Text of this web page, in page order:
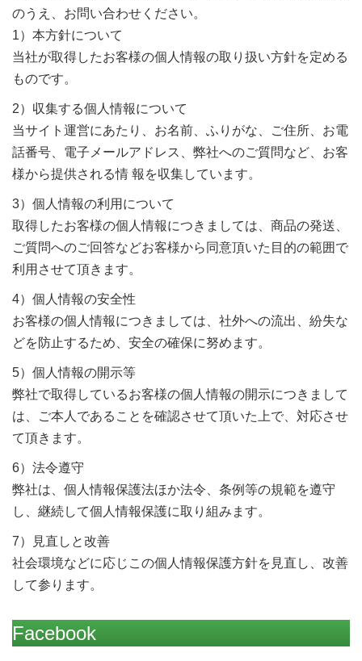
のうえ、お問い合わせください。
1）本方針について
当社が取得したお客様の個人情報の取り扱い方針を定める
ものです。
2）収集する個人情報について
当サイト運営にあたり、お名前、ふりがな、ご住所、お電
話番号、電子メールアドレス、弊社へのご質問など、お客
様から提供される情 報を収集しています。
3）個人情報の利用について
取得したお客様の個人情報につきましては、商品の発送、
ご質問へのご回答などお客様から同意頂いた目的の範囲で
利用させて頂きます。
4）個人情報の安全性
お客様の個人情報につきましては、社外への流出、紛失な
どを防止するため、安全の確保に努めます。
5）個人情報の開示等
弊社で取得しているお客様の個人情報の開示につきまして
は、ご本人であることを確認させて頂いた上で、対応させ
て頂きます。
6）法令遵守
弊社は、個人情報保護法ほか法令、条例等の規範を遵守
し、継続して個人情報保護に取り組みます。
7）見直しと改善
社会環境などに応じこの個人情報保護方針を見直し、改善
して参ります。
Facebook